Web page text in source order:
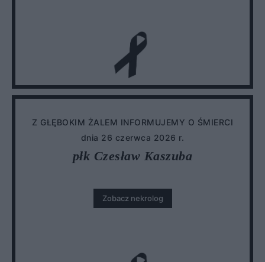
Z GŁĘBOKIM ŻALEM INFORMUJEMY O ŚMIERCI
dnia 26 czerwca 2026 r.
płk Czesław Kaszuba
Zobacz nekrolog